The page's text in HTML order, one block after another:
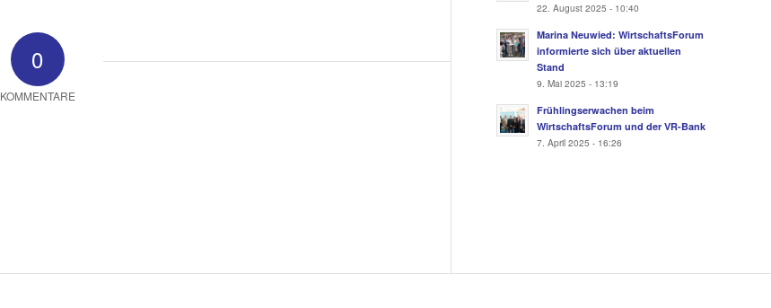
0
KOMMENTARE
22. August 2025 - 10:40
Marina Neuwied: WirtschaftsForum
informierte sich über aktuellen
Stand
9. Mai 2025 - 13:19
Frühlingserwachen beim
WirtschaftsForum und der VR-Bank
7. April 2025 - 16:26